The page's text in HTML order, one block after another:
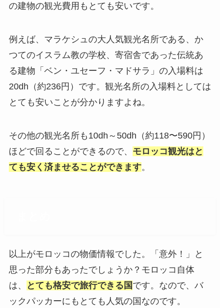
の建物の観光費用もとても安いです。
例えば、マラケシュの大人気観光名所である、か
つてのイスラム教の学校、寄宿舎であった伝統あ
る建物「ベン・ユセーフ・マドサラ」の入場料は
20dh（約236円）です。観光名所の入場料としては
とても安いことが分かりますよね。
その他の観光名所も10dh～50dh（約118〜590円）
ほどで回ることができるので、 モロッコ観光はと
ても安く済ませることができます。
以上がモロッコの物価情報でした。「意外！」と
思った部分もあったでしょうか？モロッコ自体
は、
とても格安で旅行できる国 です。なので、バ
ックパッカーにもとても人気の国なのです。